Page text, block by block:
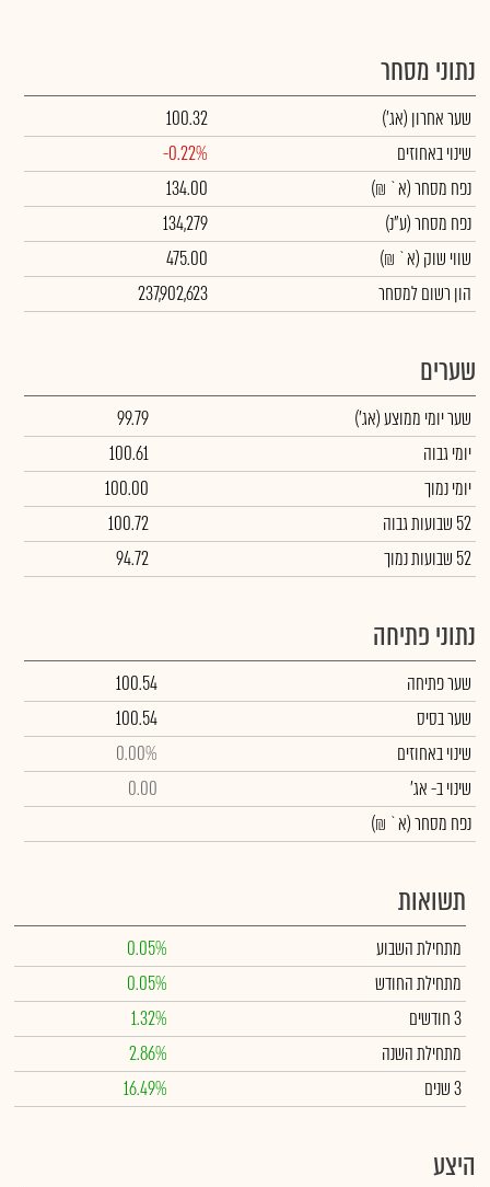
נתוני מסחר
שער אחרון (אג')
100.32
שינוי באחוזים
-0.22%
נפח מסחר(א` ₪)
134.00
נפח מסחר(ע"נ)
134,279
שווי שוק (א` ₪)
475.00
הון רשום למסחר
237,902,623
שערים
שער יומי ממוצע(אג')
99.79
יומי גבוה
100.61
יומי נמוך
100.00
52 שבועות גבוה
100.72
52 שבועות נמוך
94.72
נתוני פתיחה
שער פתיחה
100.54
שער בסיס
100.54
שינוי באחוזים
0.00%
שינויב- אג'
0.00
נפח מסחר(א` ₪)
תשואות
מתחילת השבוע
0.05%
מתחילת החודש
0.05%
3 חודשים
1.32%
מתחילת השנה
2.86%
3 שנים
16.49%
היצע